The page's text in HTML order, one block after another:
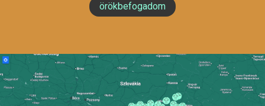
örökbefogadom